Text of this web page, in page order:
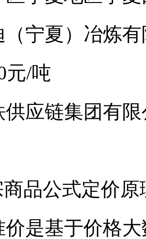
（宁夏）冶炼
元/吨
供应链集团有
商品公式定价
价是基于价格